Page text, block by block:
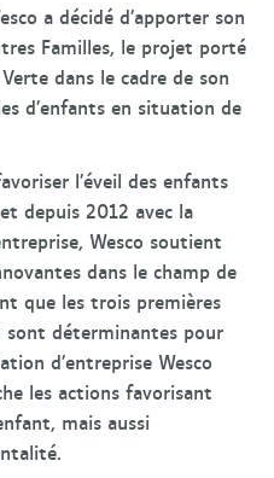
a décidé d’apporter son
Familles, le projet porté
dans le cadre de son
d’enfants en situation de
l’éveil des enfants
depuis 2012 avec la
Wesco soutient
dans le champ de
que les trois premières
sont déterminantes pour
d’entreprise Wesco
les actions favorisant
mais aussi